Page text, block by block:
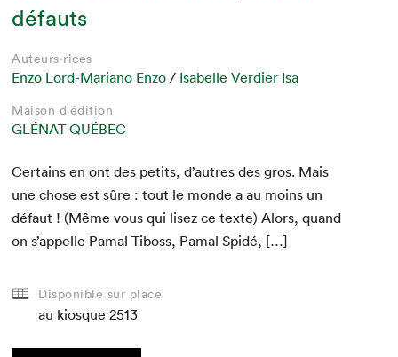
défauts
Auteurs·rices
Enzo Lord-Mariano Enzo / Isabelle Verdier Isa
Maison d'édition
GLÉNAT QUÉBEC
Cer­tains en ont des petits, d’autres des gros. Mais
une chose est sûre : tout le monde a au moins un
défaut ! (Même vous qui lisez ce texte) Alors, quand
on s’appelle Pamal Tiboss, Pamal Spidé, […]
Disponible sur place
au kiosque 2513